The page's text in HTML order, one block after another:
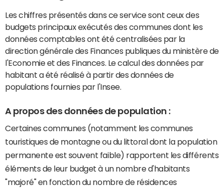
Les chiffres présentés dans ce service sont ceux des
budgets principaux exécutés des communes dont les
données comptables ont été centralisées par la
direction générale des Finances publiques du ministère de
l'Economie et des Finances. Le calcul des données par
habitant a été réalisé à partir des données de
populations fournies par l'Insee.
A propos des données de population :
Certaines communes (notamment les communes
touristiques de montagne ou du littoral dont la population
permanente est souvent faible) rapportent les différents
éléments de leur budget à un nombre d'habitants
"majoré" en fonction du nombre de résidences